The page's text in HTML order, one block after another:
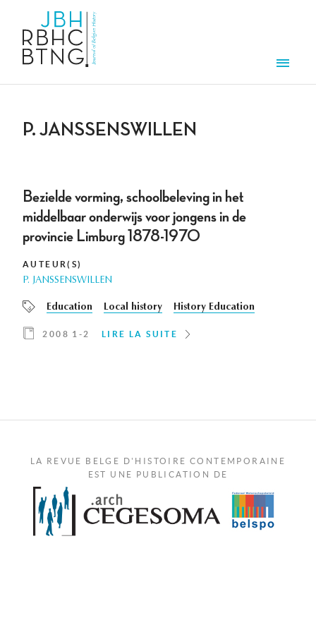
P. JANSSENSWILLEN
Bezielde vorming, schoolbeleving in het
middelbaar onderwijs voor jongens in de
provincie Limburg 1878-1970
AUTEUR(S)
P. JANSSENSWILLEN
Education Local history History Education
2008 1-2 LIRE LA SUITE
LA REVUE BELGE D'HISTOIRE CONTEMPORAINE
EST UNE PUBLICATION DE